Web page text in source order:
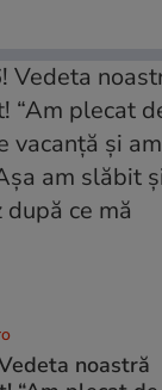
noastră